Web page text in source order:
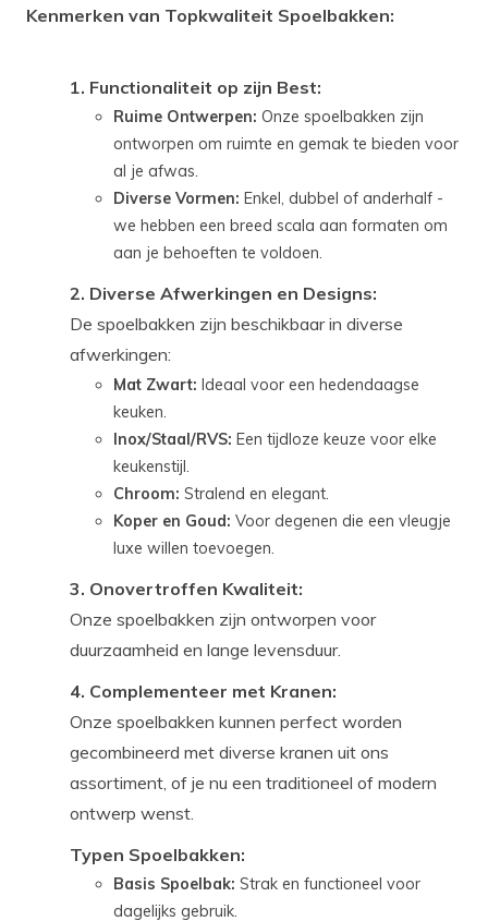
Kenmerken van Topkwaliteit Spoelbakken:
1. Functionaliteit op zijn Best:
Ruime Ontwerpen: Onze spoelbakken zijn
ontworpen om ruimte en gemak te bieden voor
al je afwas.
Diverse Vormen: Enkel, dubbel of anderhalf -
we hebben een breed scala aan formaten om
aan je behoeften te voldoen.
2. Diverse Afwerkingen en Designs:
De spoelbakken zijn beschikbaar in diverse
afwerkingen:
Mat Zwart: Ideaal voor een hedendaagse
keuken.
Inox/Staal/RVS: Een tijdloze keuze voor elke
keukenstijl.
Chroom: Stralend en elegant.
Koper en Goud: Voor degenen die een vleugje
luxe willen toevoegen.
3. Onovertroffen Kwaliteit:
Onze spoelbakken zijn ontworpen voor
duurzaamheid en lange levensduur.
4. Complementeer met Kranen:
Onze spoelbakken kunnen perfect worden
gecombineerd met diverse kranen uit ons
assortiment, of je nu een traditioneel of modern
ontwerp wenst.
Typen Spoelbakken:
Basis Spoelbak: Strak en functioneel voor
dagelijks gebruik.